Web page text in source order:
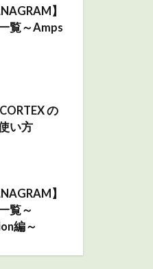
】
覧～Amps
の
い方
】
覧～
編～